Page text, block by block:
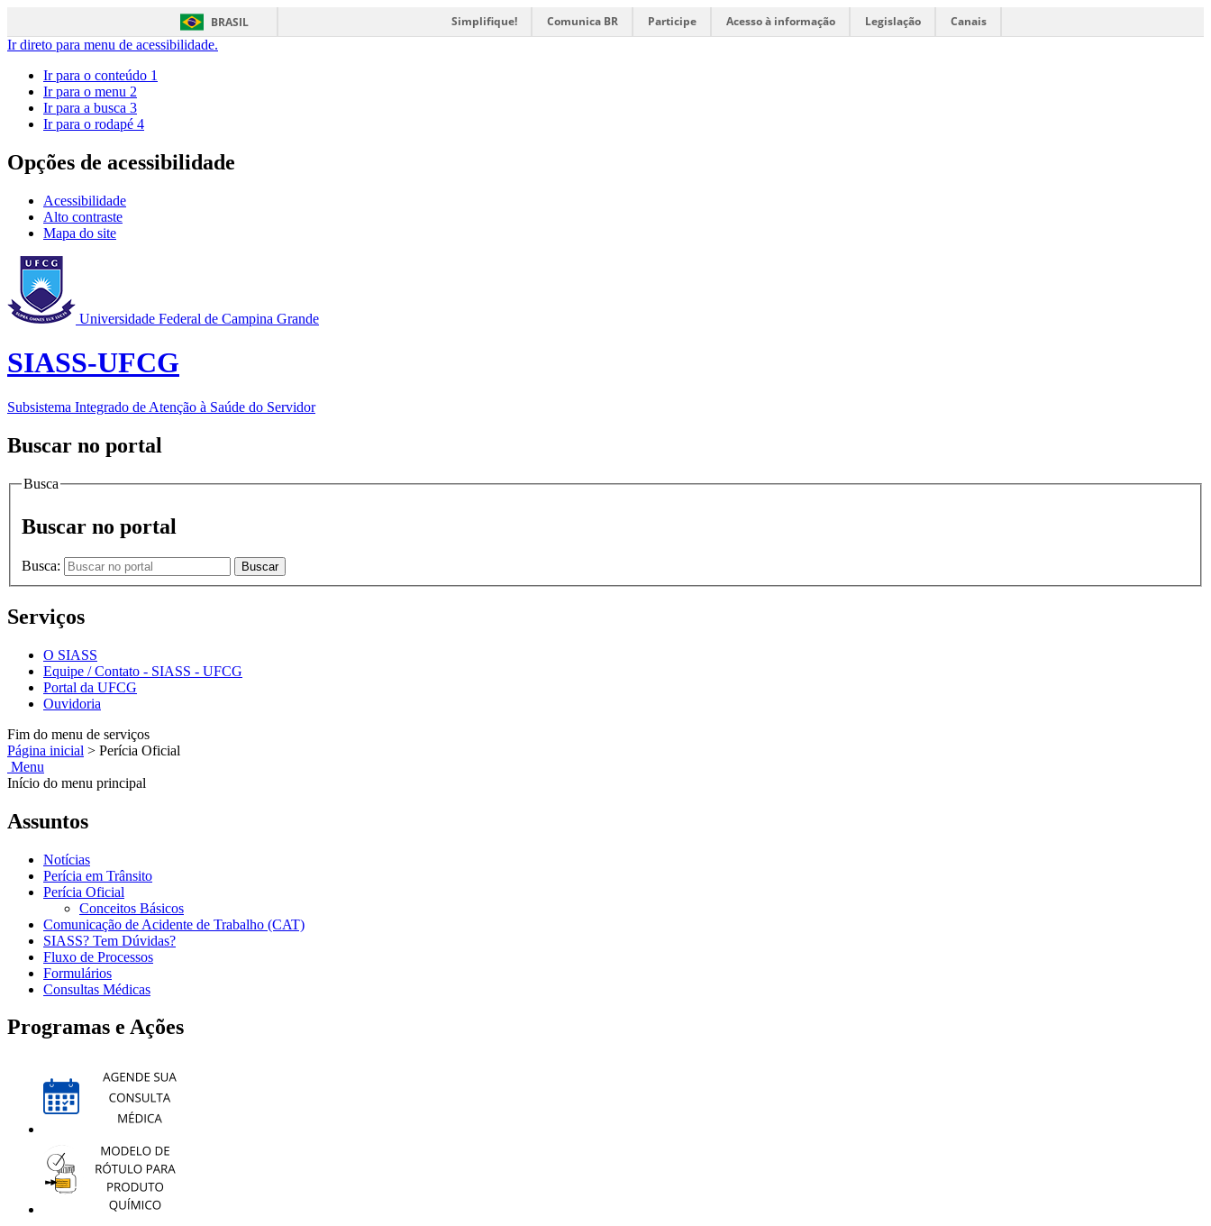
BRASIL Simplifique! Comunica BR Participe Acesso à informação Legislação
Canais
Ir direto para menu de acessibilidade.
Ir para o conteúdo 1
Ir para o menu 2
Ir para a busca 3
Ir para o rodapé 4
Opções de acessibilidade
Acessibilidade
Alto contraste
Mapa do site
Universidade Federal de Campina Grande
SIASS-UFCG
Subsistema Integrado de Atenção à Saúde do Servidor
Buscar no portal
Busca
Buscar no portal
Busca: Buscar
Serviços
O SIASS
Equipe / Contato - SIASS - UFCG
Portal da UFCG
Ouvidoria
Fim do menu de serviços
Página inicial > Perícia Oficial
Menu
Início do menu principal
Assuntos
Notícias
Perícia em Trânsito
Perícia Oficial
Conceitos Básicos
Comunicação de Acidente de Trabalho (CAT)
SIASS? Tem Dúvidas?
Fluxo de Processos
Formulários
Consultas Médicas
Programas e Ações